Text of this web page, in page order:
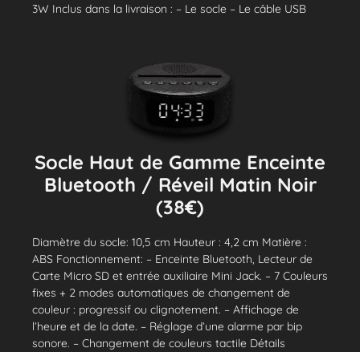
3W Inclus dans la livraison : – Le socle – Le câble USB
Socle Haut de Gamme Enceinte
Bluetooth / Réveil Matin Noir
(38€)
Diamètre du socle: 10,5 cm Hauteur : 4,2 cm Matière :
ABS Fonctionnement: – Enceinte Bluetooth, Lecteur de
Carte Micro SD et entrée auxiliaire Mini Jack. – 7 Couleurs
fixes + 2 modes automatiques de changement de
couleur : progressif ou clignotement. – Affichage de
l’heure et de la date. – Réglage d’une alarme par bip
sonore. – Changement de couleurs tactile Détails